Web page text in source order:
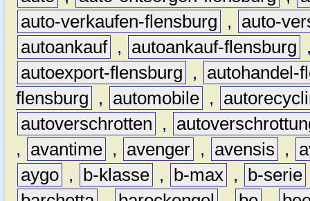
auto-verkaufen-flensburg
,
auto-
autoankauf , autoankauf-flensburg
autoexport-flensburg
,
autohandel-
flensburg
, automobile ,
autoverschrotten
,
,
avantime , avenger , avensis ,
aygo , b-klasse , b-max , b-serie